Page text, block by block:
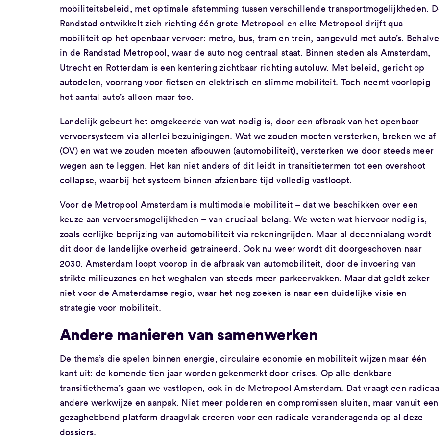
mobiliteitsbeleid, met optimale afstemming tussen verschillende transportmogelijkheden.
Randstad ontwikkelt zich richting één grote Metropool en elke Metropool drijft qua
mobiliteit op het openbaar vervoer: metro, bus, tram en trein, aangevuld met auto’s. Behalve
in de Randstad Metropool, waar de auto nog centraal staat. Binnen steden als Amsterdam,
Utrecht en Rotterdam is een kentering zichtbaar richting autoluw. Met beleid, gericht op
autodelen, voorrang voor fietsen en elektrisch en slimme mobiliteit. Toch neemt voorlopig
het aantal auto’s alleen maar toe.
Landelijk gebeurt het omgekeerde van wat nodig is, door een afbraak van het openbaar
vervoersysteem via allerlei bezuinigingen. Wat we zouden moeten versterken, breken we af
(OV) en wat we zouden moeten afbouwen (automobiliteit), versterken we door steeds meer
wegen aan te leggen. Het kan niet anders of dit leidt in transitietermen tot een overshoot
collapse, waarbij het systeem binnen afzienbare tijd volledig vastloopt.
Voor de Metropool Amsterdam is multimodale mobiliteit – dat we beschikken over een
keuze aan vervoersmogelijkheden – van cruciaal belang. We weten wat hiervoor nodig is,
zoals eerlijke beprijzing van automobiliteit via rekeningrijden. Maar al decennialang wordt
dit door de landelijke overheid getraineerd. Ook nu weer wordt dit doorgeschoven naar
2030. Amsterdam loopt voorop in de afbraak van automobiliteit, door de invoering van
strikte milieuzones en het weghalen van steeds meer parkeervakken. Maar dat geldt zeker
niet voor de Amsterdamse regio, waar het nog zoeken is naar een duidelijke visie en
strategie voor mobiliteit.
Andere manieren van samenwerken
De thema’s die spelen binnen energie, circulaire economie en mobiliteit wijzen maar één
kant uit: de komende tien jaar worden gekenmerkt door crises. Op alle denkbare
transitiethema’s gaan we vastlopen, ook in de Metropool Amsterdam. Dat vraagt een
andere werkwijze en aanpak. Niet meer polderen en compromissen sluiten, maar vanuit een
gezaghebbend platform draagvlak creëren voor een radicale veranderagenda op al deze
dossiers.